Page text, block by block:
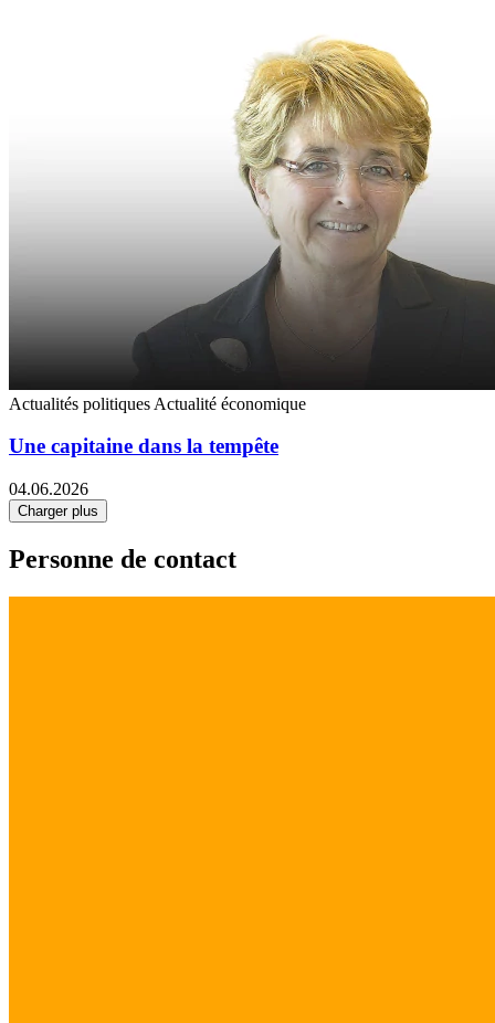
Actualités politiques Actualité économique
Une capitaine dans la tempête
04.06.2026
Charger plus
Personne de contact